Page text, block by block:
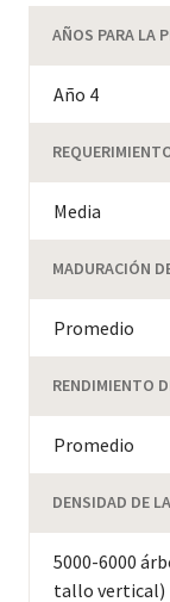
AÑOS PARA LA
Año 4
Media
MADURACIÓN
Promedio
RENDIMIENTO
Promedio
DENSIDAD DE
5000-6000
tallo vertical)